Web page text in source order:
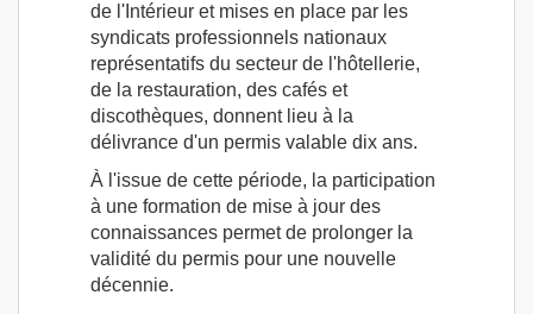
de l'Intérieur et mises en place par les
syndicats professionnels nationaux
représentatifs du secteur de l'hôtellerie,
de la restauration, des cafés et
discothèques, donnent lieu à la
délivrance d'un permis valable dix ans.
À l'issue de cette période, la participation
à une formation de mise à jour des
connaissances permet de prolonger la
validité du permis pour une nouvelle
décennie.